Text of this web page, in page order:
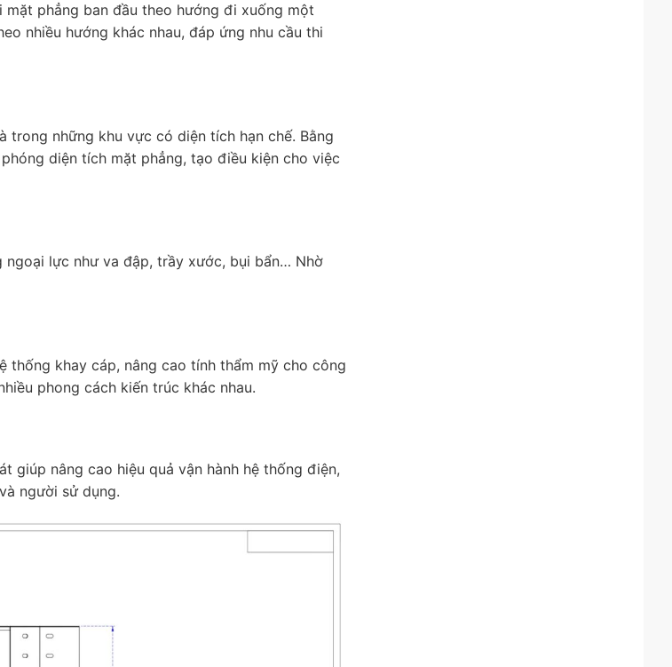
phẳng ban đầu theo hướng đi xuống một
nhiều hướng khác nhau, đáp ứng nhu cầu thi
những khu vực có diện tích hạn chế. Bằng
diện tích mặt phẳng, tạo điều kiện cho việc
lực như va đập, trầy xước, bụi bẩn… Nhờ
thống khay cáp, nâng cao tính thẩm mỹ cho công
phong cách kiến trúc khác nhau.
giúp nâng cao hiệu quả vận hành hệ thống điện,
người sử dụng.